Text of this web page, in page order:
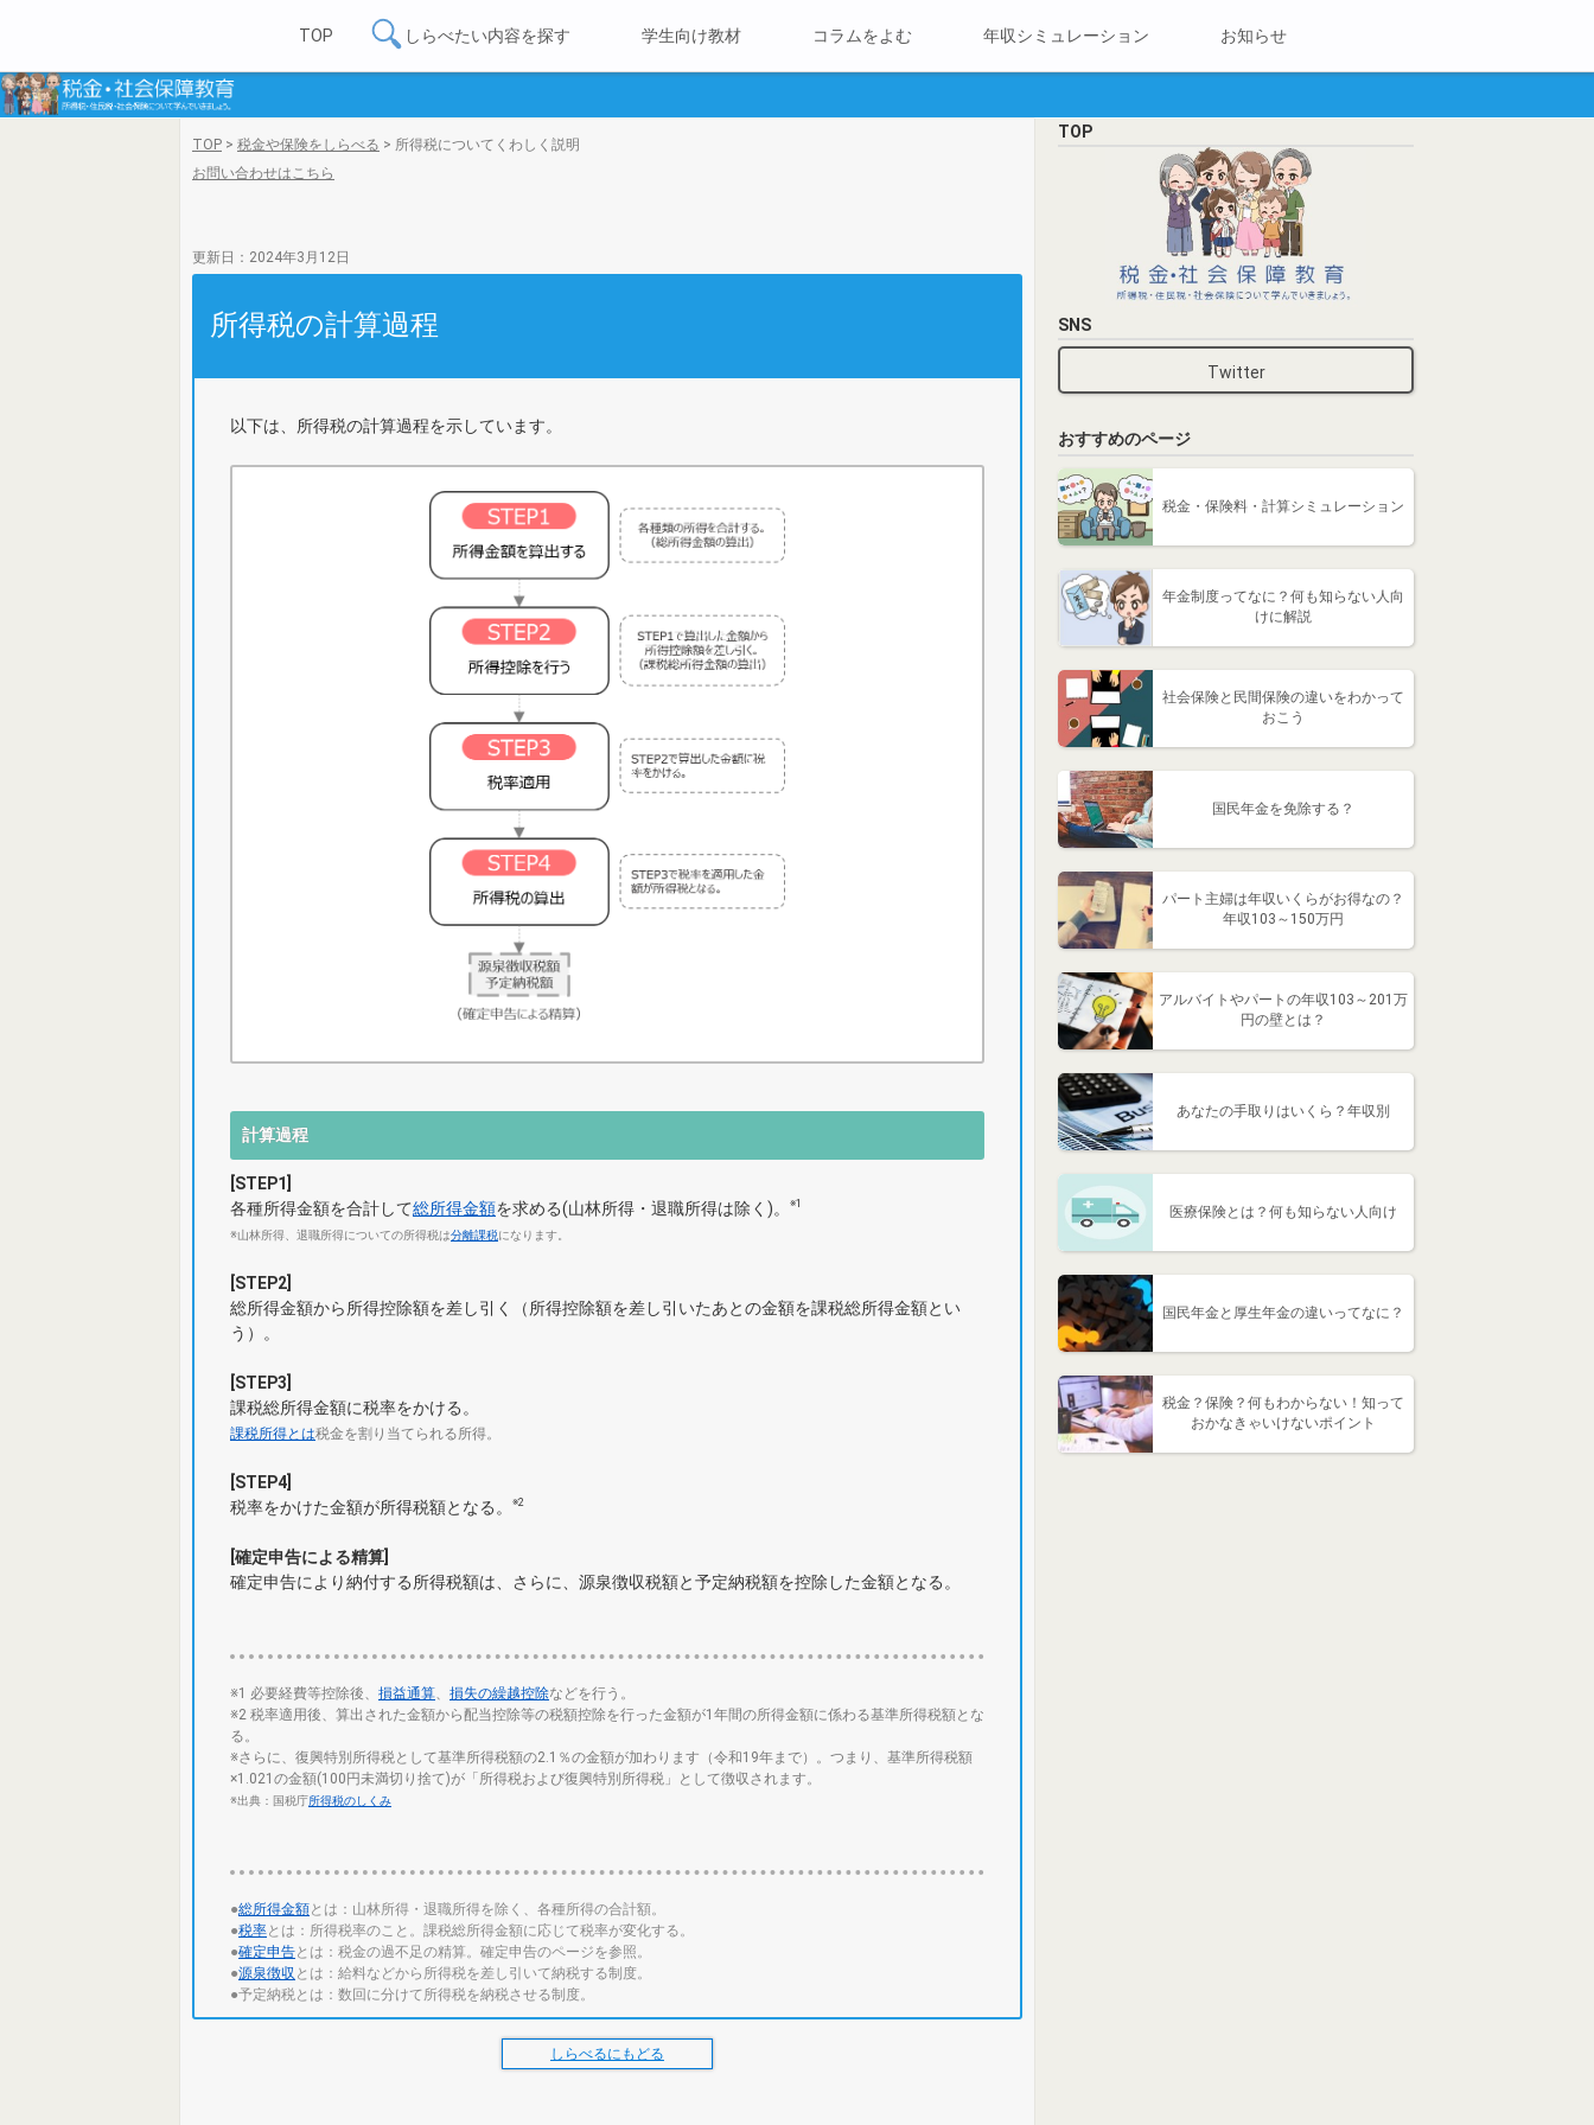
TOP しらべたい内容を探す 学生向け教材 コラムをよむ 年収シミュレーション お知らせ
TOP > 税金や保険をしらべる > 所得税についてくわしく説明
お問い合わせはこちら
更新日：2024年3月12日
所得税の計算過程
以下は、所得税の計算過程を示しています。
計算過程
[STEP1]
各種所得金額を合計して総所得金額を求める(山林所得・退職所得は除く)。 ※1
※山林所得、退職所得についての所得税は分離課税になります。
[STEP2]
総所得金額から所得控除額を差し引く（所得控除額を差し引いたあとの金額を課税総所得金額とい
う）。
[STEP3]
課税総所得金額に税率をかける。
課税所得とは税金を割り当てられる所得。
[STEP4]
税率をかけた金額が所得税額となる。
※2
[確定申告による精算]
確定申告により納付する所得税額は、さらに、源泉徴収税額と予定納税額を控除した金額となる。
※1 必要経費等控除後、 損益通算、 損失の繰越控除などを行う。
※2 税率適用後、算出された金額から配当控除等の税額控除を行った金額が1年間の所得金額に係わる基準所得税額とな
る。
※さらに、復興特別所得税として基準所得税額の2.1％の金額が加わります（令和19年まで）。つまり、基準所得税額
×1.021の金額(100円未満切り捨て)が「所得税および復興特別所得税」として徴収されます。
※出典：国税庁所得税のしくみ
●総所得金額とは：山林所得・退職所得を除く、各種所得の合計額。
●税率とは：所得税率のこと。課税総所得金額に応じて税率が変化する。
●確定申告とは：税金の過不足の精算。確定申告のページを参照。
●源泉徴収 とは：給料などから所得税を差し引いて納税する制度。
●予定納税とは：数回に分けて所得税を納税させる制度。
しらべるにもどる
TOP
SNS
Twitter
おすすめのページ
税金・保険料・計算シミュレーション
年金制度ってなに？何も知らない人向
けに解説
社会保険と民間保険の違いをわかって
おこう
国民年金を免除する？
パート主婦は年収いくらがお得なの？
年収103～150万円
アルバイトやパートの年収103～201万
円の壁とは？
あなたの手取りはいくら？年収別
医療保険とは？何も知らない人向け
国民年金と厚生年金の違いってなに？
税金？保険？何もわからない！知って
おかなきゃいけないポイント